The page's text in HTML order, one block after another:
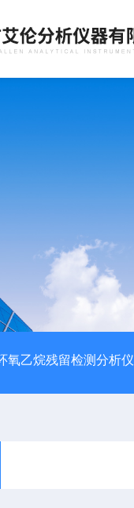
氧乙烷残留检测分析仪